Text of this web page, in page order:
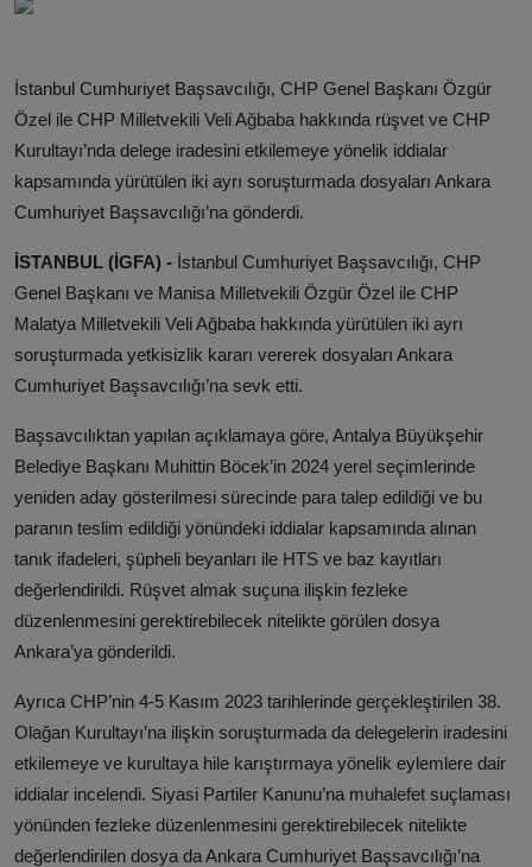
İstanbul Cumhuriyet Başsavcılığı, CHP Genel Başkanı Özgür
Özel ile CHP Milletvekili Veli Ağbaba hakkında rüşvet ve CHP
Kurultayı’nda delege iradesini etkilemeye yönelik iddialar
kapsamında yürütülen iki ayrı soruşturmada dosyaları Ankara
Cumhuriyet Başsavcılığı’na gönderdi.
İSTANBUL (İGFA) - İstanbul Cumhuriyet Başsavcılığı, CHP
Genel Başkanı ve Manisa Milletvekili Özgür Özel ile CHP
Malatya Milletvekili Veli Ağbaba hakkında yürütülen iki ayrı
soruşturmada yetkisizlik kararı vererek dosyaları Ankara
Cumhuriyet Başsavcılığı’na sevk etti.
Başsavcılıktan yapılan açıklamaya göre, Antalya Büyükşehir
Belediye Başkanı Muhittin Böcek’in 2024 yerel seçimlerinde
yeniden aday gösterilmesi sürecinde para talep edildiği ve bu
paranın teslim edildiği yönündeki iddialar kapsamında alınan
tanık ifadeleri, şüpheli beyanları ile HTS ve baz kayıtları
değerlendirildi. Rüşvet almak suçuna ilişkin fezleke
düzenlenmesini gerektirebilecek nitelikte görülen dosya
Ankara’ya gönderildi.
Ayrıca CHP’nin 4-5 Kasım 2023 tarihlerinde gerçekleştirilen 38.
Olağan Kurultayı’na ilişkin soruşturmada da delegelerin iradesini
etkilemeye ve kurultaya hile karıştırmaya yönelik eylemlere dair
iddialar incelendi. Siyasi Partiler Kanunu’na muhalefet suçlaması
yönünden fezleke düzenlenmesini gerektirebilecek nitelikte
değerlendirilen dosya da Ankara Cumhuriyet Başsavcılığı’na